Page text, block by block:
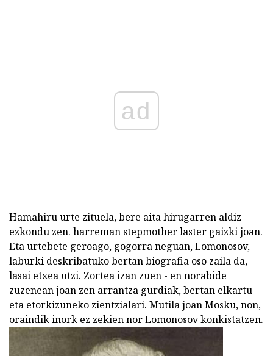
ad
Hamahiru urte zituela, bere aita hirugarren aldiz
ezkondu zen. harreman stepmother laster gaizki joan.
Eta urtebete geroago, gogorra neguan, Lomonosov,
laburki deskribatuko bertan biografia oso zaila da,
lasai etxea utzi. Zortea izan zuen - en norabide
zuzenean joan zen arrantza gurdiak, bertan elkartu
eta etorkizuneko zientzialari. Mutila joan Mosku, non,
oraindik inork ez zekien nor Lomonosov konkistatzen.